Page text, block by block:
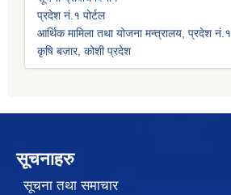
प्रदेश नं.१ पोर्टल
आर्थिक मामिला तथा योजना मन्त्रालय, प्रदेश नं.१
कृषि बजार, कोशी प्रदेश
सूचनाहरु
सूचना तथा समाचार